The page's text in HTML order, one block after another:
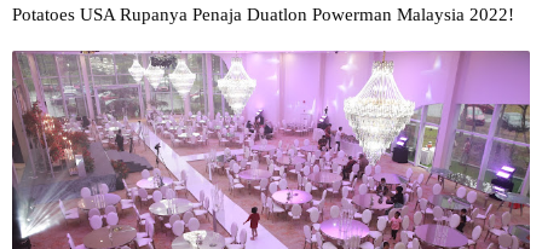
Potatoes USA Rupanya Penaja Duatlon Powerman Malaysia 2022!